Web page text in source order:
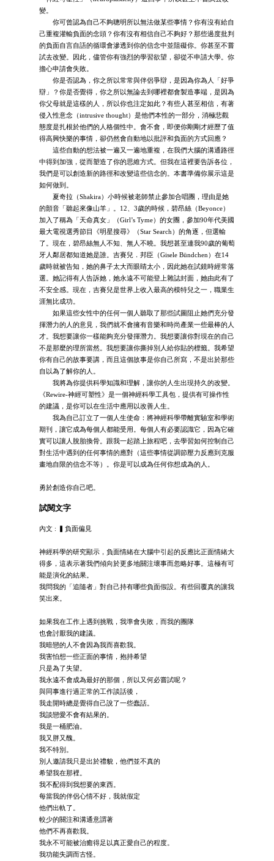
變。
你可曾認為自己不夠聰明所以無法做某些事情？你有沒有給自
己重複灌輸負面的念頭？你有沒有相信自己不夠好？那些過度批判
的負面自言自語的循環會滲透到你的信念中並阻礙你。你甚至不嘗
試去改變。因此，儘管你有強烈的學習欲望，卻從不申請大學。你
擔心申請會失敗。
你是否認為，你之所以常常與伴侶爭辯，是因為你為人「好爭
辯」？你是否覺得，你之所以無論去到哪裡都會製造事端，是因為
你父母就是這樣的人，所以你也注定如此？有些人甚至相信，有著
侵入性意念（intrusive thought）是他們本性的一部分，消極悲觀
態度是扎根於他們的人格個性中。會不會，即便你剛剛才經歷了值
得高興快樂的事情，卻仍然會自動地以批評和負面的方式回應？
這些自動的想法被一遍又一遍地重複，在我們大腦的溝通路徑
中得到加強，從而塑造了你的思維方式。但我在這裡要告訴各位，
我們是可以創造新的路徑和改變這些信念的。本書準備你展示這是
如何做到。
夏奇拉（Shakira）小時候被老師禁止參加合唱團，理由是她
的顫音「聽起來像山羊」。12、3歲的時候，碧昂絲（Beyonce）
加入了稱為「天命真女」（Girl’s Tyme）的女團，參加90年代美國
最大電視選秀節目《明星搜尋》（Star Search）的角逐，但選輸
了。現在，碧昂絲無人不知、無人不曉。我想甚至連我90歲的葡萄
牙人鄰居都知道她是誰。吉賽兒．邦臣（Gisele Bündchen）在14
歲時就被告知，她的鼻子太大而眼睛太小，因此她在試鏡時經常落
選。她記得有人告訴她，她永遠不可能登上雜誌封面，她由此有了
不安全感。現在，吉賽兒是世界上收入最高的模特兒之一，職業生
涯無比成功。
如果這些女性中的任何一個人聽取了那些試圖阻止她們充分發
揮潛力的人的意見，我們就不會擁有音樂和時尚產業一些最棒的人
才。我想要讓你一樣能夠充分發揮潛力。我想要讓你對現在的自己
不是那麼的理所當然。我想要讓你撕掉別人給你貼的標籤。我希望
你有自己的故事要講，而且這個故事是你自己所寫，不是出於那些
自以為了解你的人。
我將為你提供科學知識和理解，讓你的人生出現持久的改變。
《Rewire-神經可塑性》是一個神經科學工具包，提供有可操作性
的建議，是你可以在生活中應用以改善人生。
我為自己訂立了一個人生使命：將神經科學帶離實驗室和學術
期刊，讓它成為每個人都能受用。每個人有必要認識它，因為它確
實可以讓人脫胎換骨。跟我一起踏上旅程吧，去學習如何控制自己
對生活中遇到的任何事情的應對（這些事情從調節壓力反應到克服
畫地自限的信念不等）。你是可以成為任何你想成為的人。
勇於創造你自己吧。
試閱文字
內文 : ▍負面偏見
神經科學的研究顯示，負面情緒在大腦中引起的反應比正面情緒大
得多，這表示著我們傾向於更多地關注壞事而忽略好事。這極有可
能是演化的結果。
我問我的「追隨者」對自己持有哪些負面假設。有些回覆真的讓我
笑出來。
如果我在工作上遇到挑戰，我準會失敗，而我的團隊
也會討厭我的建議。
我暗戀的人不會因為我而喜歡我。
我害怕想一些正面的事情，抱持希望
只是為了失望。
我永遠不會成為最好的那個，所以又何必嘗試呢？
與同事進行過正常的工作談話後，
我走開時總是覺得自己說了一些蠢話。
我談戀愛不會有結果的。
我是一桶肥油。
我又胖又醜。
我不特別。
別人邀請我只是出於禮貌，他們並不真的
希望我在那裡。
我不配得到我想要的東西。
每當我的伴侶心情不好，我就假定
他們出軌了。
較少的關注和溝通意謂著
他們不再喜歡我。
我永不可能被治癒得足以真正愛自己的程度。
我功能失調而古怪。